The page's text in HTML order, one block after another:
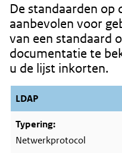
Content
De standaarden op
aanbevolen voor
van een standaard
documentatie te
u de lijst inkorten.
LDAP
Netwerkprotocol